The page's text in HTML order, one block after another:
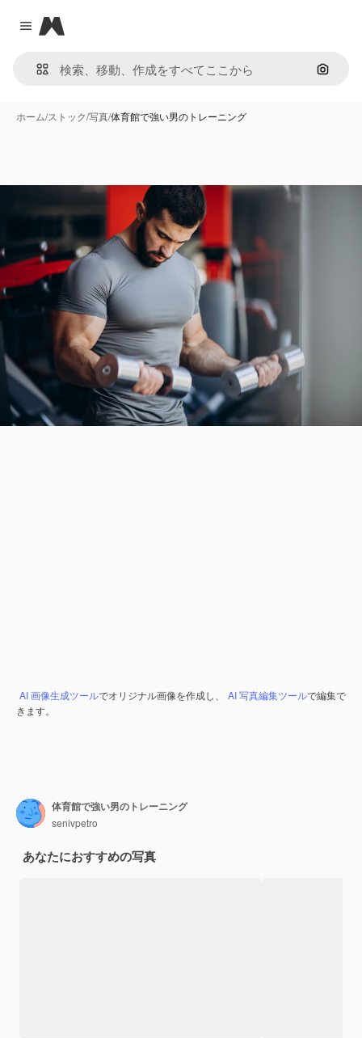
Close menu
Magnific
画像で
ホーム/ストック/写真/体育館で強い男のトレーニング
AI 画像生成ツールでオリジナル画像を作成し、 AI 写真編集ツールで編集で
きます。
体育館で強い男のトレーニング
senivpetro
あなたにおすすめの写真